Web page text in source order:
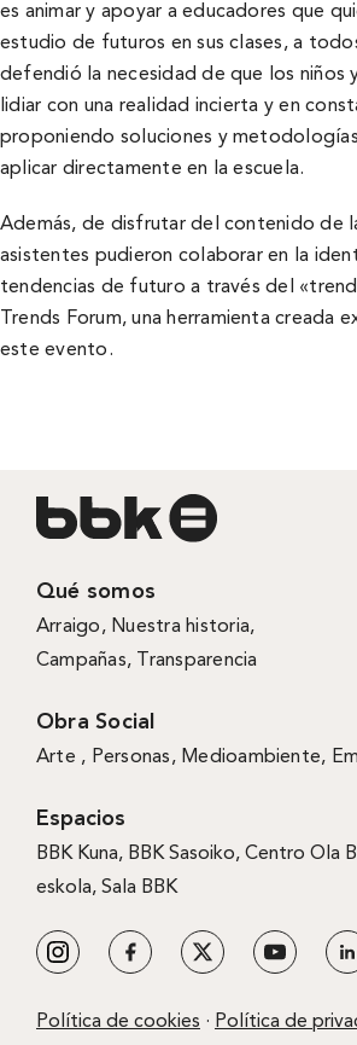
es animar y apoyar a educadores que
estudio de futuros en sus clases, a
defendió la necesidad de que los niños
lidiar con una realidad incierta y en
proponiendo soluciones y
aplicar directamente en la escuela.
Además, de disfrutar del contenido de
asistentes pudieron colaborar en la
tendencias de futuro a través del
Trends Forum, una herramienta creada
este evento.
Qué somos
Arraigo, Nuestra historia,
Campañas, Transparencia
Obra Social
Arte , Personas, Medioambiente,
Espacios
BBK Kuna, BBK Sasoiko, Centro Ola
eskola, Sala BBK
Política de cookies · Política de